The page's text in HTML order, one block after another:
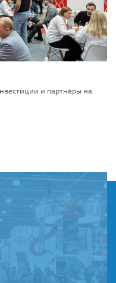
и партнёры на